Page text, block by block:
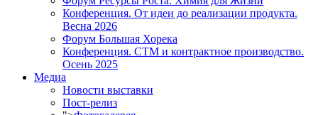
Конференция. От идеи до реализации продукта.
Весна 2026
Форум Большая Хорека
Конференция. СТМ и контрактное производство.
Осень 2025
Медиа
Новости выставки
Пост-релиз